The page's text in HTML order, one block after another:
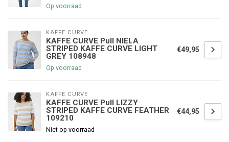
Op voorraad
KAFFE CURVE
KAFFE CURVE Pull NIELA
STRIPED KAFFE CURVE LIGHT
GREY 108948
Op voorraad
€49,95
KAFFE CURVE
KAFFE CURVE Pull LIZZY
STRIPED KAFFE CURVE FEATHER
109210
Niet op voorraad
€44,95
€5,00 korting op je volgende bestelling